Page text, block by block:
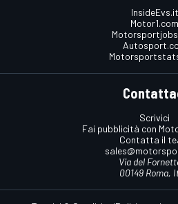
InsideEvs.it
Motor1.com
Scrivici
Fai pubblicità con
Contatta il
Via del
00149 Roma,